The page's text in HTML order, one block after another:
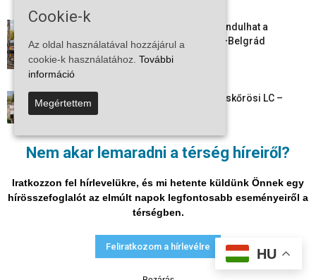
Nem akar lemaradni a térség híreiről?
Iratkozzon fel hírlevelükre, és mi hetente küldünk Önnek egy
hírösszefoglalót az elmúlt napok legfontosabb eseményeiről a
térségben.
Feliratkozom a hírlevélre
Vitézy Dávid: már ősszel újraindulhat a
személyszállítás a Budapest–Belgrád
vasútvonalon
Megkezdte a felkészülést a Kiskőrösi LC –
együtt maradt a keret,...
szabadulni a kontinens a...
2026-08-05
Adatvédelmi nyilatkozat Médiaajánlat Impresszum
HU
Cookie-k
Az oldal használatával hozzájárul a
cookie-k használatához. További
információ
Megértettem